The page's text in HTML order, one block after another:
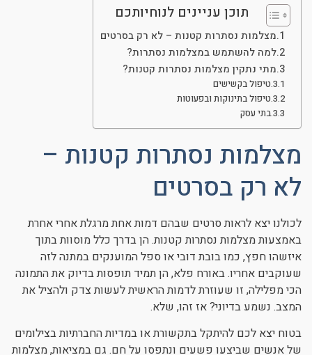
brightness_low ניגודיות כהה
format_underlined הוסף קו תחתון לקישורים
font_download סמן קישורים
תוכן עניינים לנוחיותכם
מצלמות נסתרות קטנות – לא רק בסרטים
למה להשתמש במצלמות נסתרות?
מתי נתקין מצלמות נסתרות קטנות?
טיפול בקשישים
טיפול בתינוקות ובפעוטות
בתי עסק
מצלמות נסתרות קטנות –
לא רק בסרטים
לכולנו יצא לראות סרטים שבהם דמות אחת מרגלת אחרי אחרת
באמצעות מצלמות נסתרות קטנות. הן בדרך כלל מוסוות בתוך
איזשהו חפץ, כמו בובת דובי או ספל המוענקים במתנה לזה
שעוקבים אחריו. באורח פלא, הן תמיד תופסות בדיוק את התמונה
הכי מפלילה, זו שעוזרת לדמות הראשית לעשות צדק ולהציל את
המצב. נשמע בדיוני? אז זהו, שלא.
בטוח יצא לכם להיתקל בתקשורת או במדיות החברתיות בצילומים
של אנשים שביצעו פשעים ונתפסו על חם. גם במציאות, מצלמות